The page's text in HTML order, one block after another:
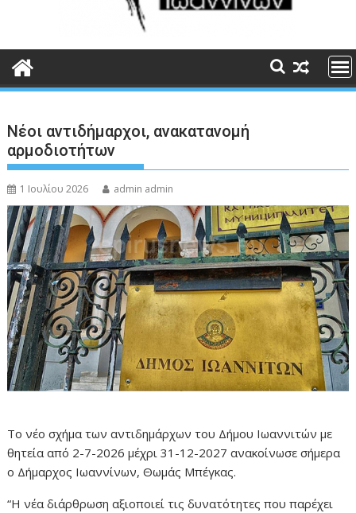
Νέοι αντιδήμαρχοι, ανακατανομή
αρμοδιοτήτων
1 Ιουλίου 2026 admin admin
Το νέο σχήμα των αντιδημάρχων του Δήμου Ιωαννιτών με
θητεία από 2-7-2026 μέχρι 31-12-2027 ανακοίνωσε σήμερα
ο Δήμαρχος Ιωαννίνων, Θωμάς Μπέγκας.
“Η νέα διάρθρωση αξιοποιεί τις δυνατότητες που παρέχει